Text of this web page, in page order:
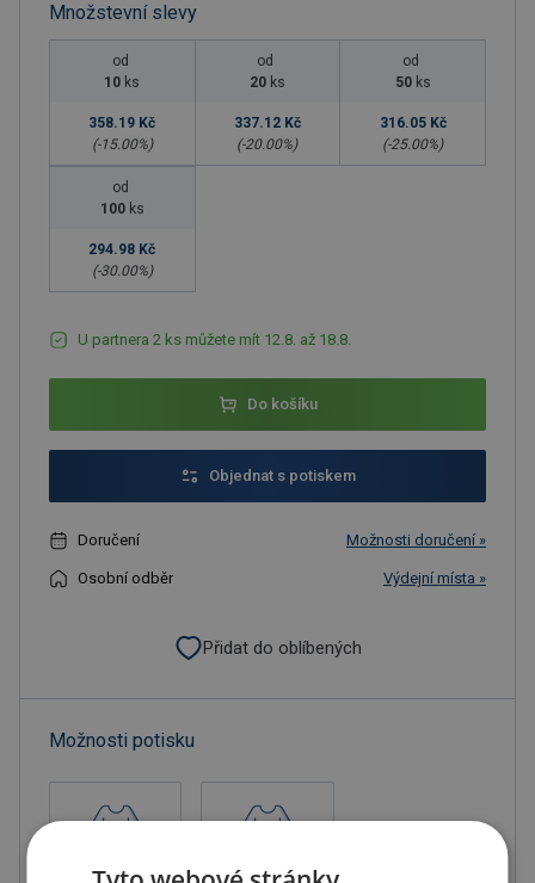
Množstevní slevy
od
10 ks
358.19 Kč
(-15.00%)
od
20 ks
337.12 Kč
(-20.00%)
od
50 ks
316.05 Kč
(-25.00%)
od
100 ks
294.98 Kč
(-30.00%)
U partnera 2 ks můžete mít 12.8. až 18.8.
Do košíku
Objednat s potiskem
Doručení Možnosti doručení »
Osobní odběr Výdejní místa »
Přidat do oblíbených
Možnosti potisku